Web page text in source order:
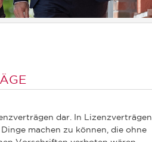
dar. In Lizenzverträgen
machen zu können, die ohne